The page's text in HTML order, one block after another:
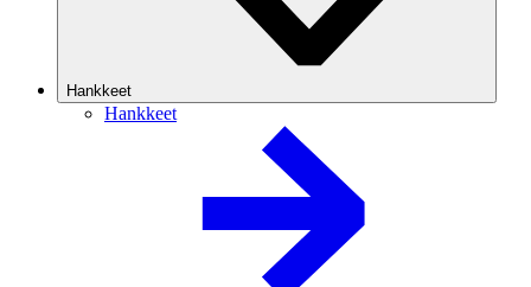
Hankkeet
Hankkeet